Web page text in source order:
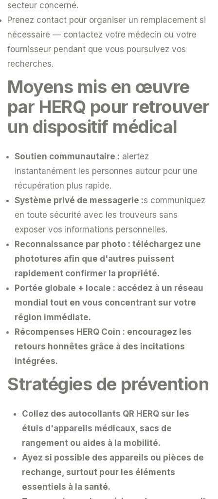
secteur concerné.
Prenez contact pour organiser un remplacement si
nécessaire — contactez votre médecin ou votre
fournisseur pendant que vous poursuivez vos
recherches.
Moyens mis en œuvre
par HERQ pour retrouver
un dispositif médical
Soutien communautaire : alertez
instantanément les personnes autour pour une
récupération plus rapide.
Système privé de messagerie :s communiquez
en toute sécurité avec les trouveurs sans
exposer vos informations personnelles.
Reconnaissance par photo : téléchargez une
phototures afin que d'autres puissent
rapidement confirmer la propriété.
Portée globale + locale : accédez à un réseau
mondial tout en vous concentrant sur votre
région immédiate.
Récompenses HERQ Coin : encouragez les
retours honnêtes grâce à des incitations
intégrées.
Stratégies de prévention
Collez des autocollants QR HERQ sur les
étuis d'appareils médicaux, sacs de
rangement ou aides à la mobilité.
Ayez si possible des appareils ou pièces de
rechange, surtout pour les éléments
essentiels à la santé.